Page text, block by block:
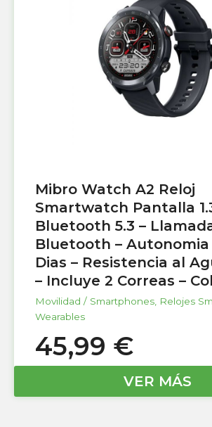
Mibro Watch A2 Reloj
Smartwatch Pantalla
Bluetooth 5.3 –
Bluetooth – Autonomia
Dias – Resistencia al
– Incluye 2 Correas –
Movilidad / Smartphones Relojes
Wearables
45,99 €
VER MÁS